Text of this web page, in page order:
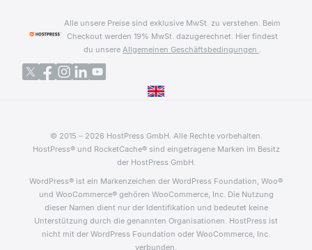
Alle unsere Preise sind exklusive MwSt. zu verstehen. Beim
Checkout werden 19% MwSt. dazugerechnet. Hier findest
du unsereAllgemeinen Geschäftsbedingungen .
© 2015 – 2026 HostPress GmbH. Alle Rechte vorbehalten.
HostPress® und RocketCache® sind eingetragene Marken im Besitz
der HostPress GmbH.
WordPress® ist ein Markenzeichen der WordPress Foundation, Woo®
und WooCommerce® gehören WooCommerce, Inc. Die Nutzung
dieser Namen dient nur der Identifikation und bedeutet keine
Unterstützung durch die genannten Organisationen. HostPress ist
nicht mit der WordPress Foundation oder WooCommerce, Inc.
verbunden.